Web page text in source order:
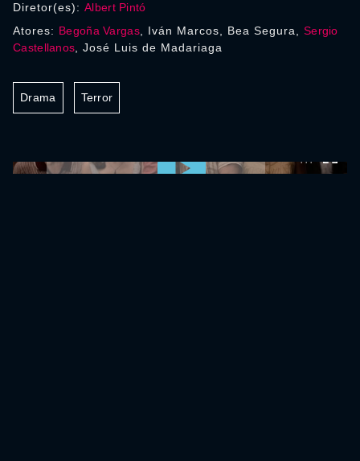
Diretor(es): Albert Pintó
Atores: Begoña Vargas, Iván Marcos, Bea Segura, Sergio
Castellanos , José Luis de Madariaga
Drama Terror